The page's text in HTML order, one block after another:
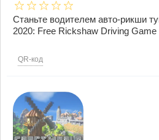
Станьте водителем авто-рикши
2020: Free Rickshaw Driving Game
QR-код